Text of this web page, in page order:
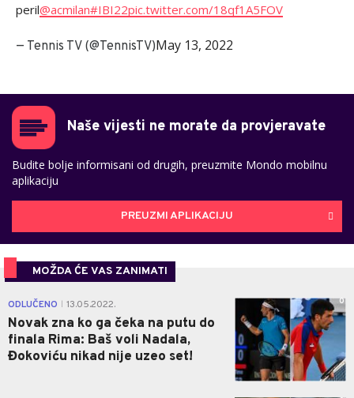
peril@acmilan#IBI22pic.twitter.com/18qf1A5FOV
— Tennis TV (@TennisTV)May 13, 2022
Naše vijesti ne morate da provjeravate
Budite bolje informisani od drugih, preuzmite Mondo mobilnu
aplikaciju
PREUZMI APLIKACIJU
MOŽDA ĆE VAS ZANIMATI
ODLUČENO 13.05.2022.
Novak zna ko ga čeka na putu do
finala Rima: Baš voli Nadala,
Đokoviću nikad nije uzeo set!
0